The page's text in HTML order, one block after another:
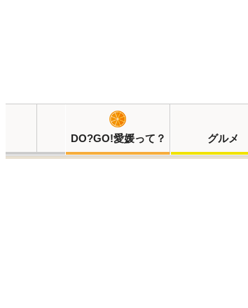
DO?GO!愛媛って？ グルメ